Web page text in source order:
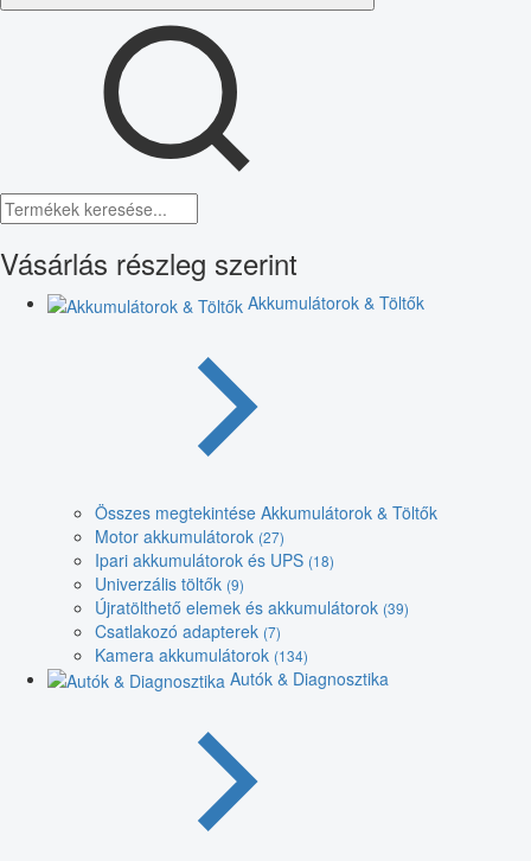
Vásárlás részleg szerint
Akkumulátorok & Töltők
Összes megtekintése Akkumulátorok & Töltők
Motor akkumulátorok (27)
Ipari akkumulátorok és UPS (18)
Univerzális töltők (9)
Újratölthető elemek és akkumulátorok (39)
Csatlakozó adapterek (7)
Kamera akkumulátorok (134)
Autók & Diagnosztika